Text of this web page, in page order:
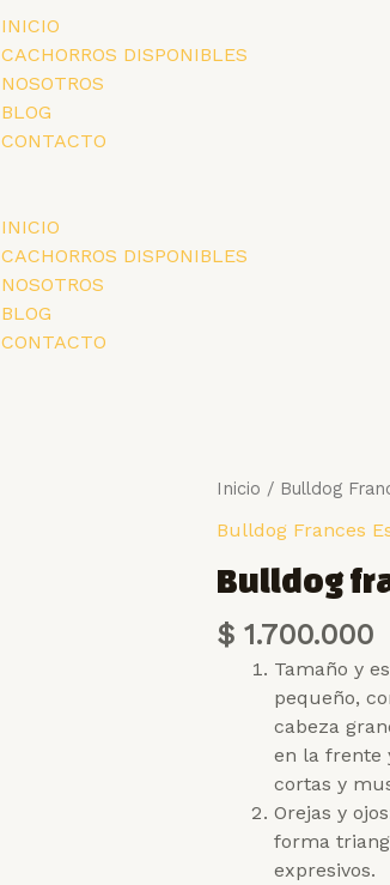
INICIO
CACHORROS DISPONIBLES
NOSOTROS
BLOG
CONTACTO
INICIO
CACHORROS DISPONIBLES
NOSOTROS
BLOG
CONTACTO
Inicio / Bulldog
Bulldog Frances
Bulldog
$ 1.700.000
Tamaño y
pequeño,
cabeza
en la frente
cortas y
Orejas y
forma
expresivos.